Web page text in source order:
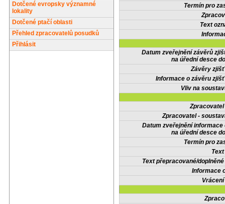
Dotčené evropsky významné
lokality
Dotčené ptačí oblasti
Přehled zpracovatelů posudků
Přihlásit
Termín pro
Text
Datum zveřejnění závěrů
na úřední desce
Závěry
Informace o závěru
Vliv na
Zpracovatel -
Datum zveřejnění informace
na úřední desce
Termín pro
Text přepracované/
Informace